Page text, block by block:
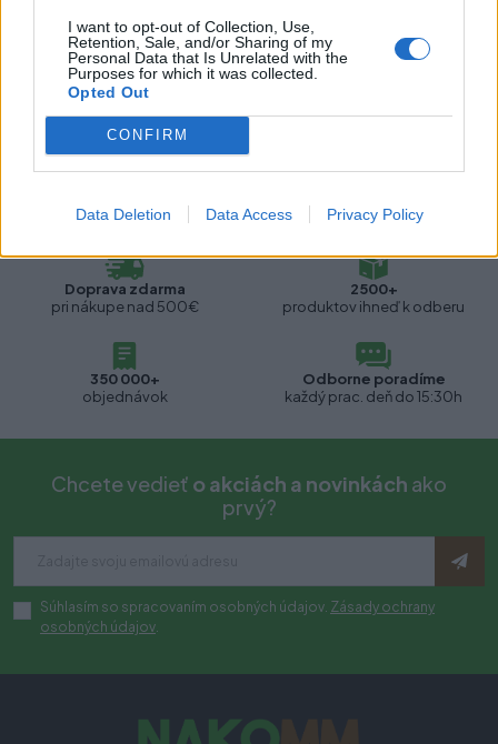
I want to opt-out of Collection, Use,
Retention, Sale, and/or Sharing of my
Personal Data that Is Unrelated with the
Purposes for which it was collected.
Opted Out
CONFIRM
Data Deletion Data Access Privacy Policy
Pre tento produkt neboli pridané žiadne recenzie.
Pre pridanie recenzie sa musíte prihlásiť
Doprava zdarma
pri nákupe nad 500€
2500+
produktov ihneď k odberu
350 000+
objednávok
Odborne poradíme
každý prac. deň do 15:30h
Chcete vedieť o akciách a novinkách ako
prvý?
Súhlasím so spracovaním osobných údajov. Zásady ochrany
osobných údajov